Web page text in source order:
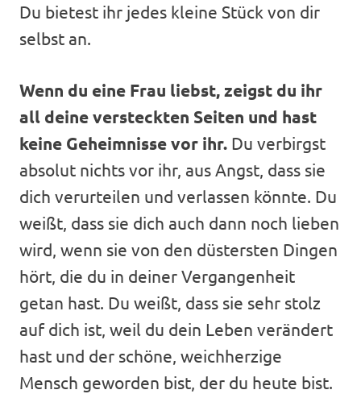
Du bietest ihr jedes kleine Stück von dir
selbst an.
Wenn du eine Frau liebst, zeigst du ihr
all deine versteckten Seiten und hast
keine Geheimnisse vor ihr. Du verbirgst
absolut nichts vor ihr, aus Angst, dass sie
dich verurteilen und verlassen könnte. Du
weißt, dass sie dich auch dann noch lieben
wird, wenn sie von den düstersten Dingen
hört, die du in deiner Vergangenheit
getan hast. Du weißt, dass sie sehr stolz
auf dich ist, weil du dein Leben verändert
hast und der schöne, weichherzige
Mensch geworden bist, der du heute bist.